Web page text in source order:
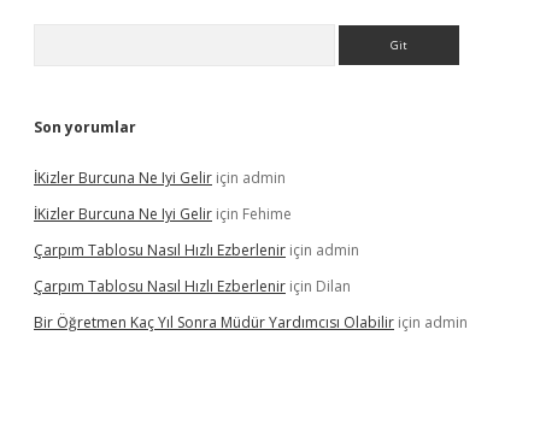
Son yorumlar
İKizler Burcuna Ne Iyi Gelir için admin
İKizler Burcuna Ne Iyi Gelir için Fehime
Çarpım Tablosu Nasıl Hızlı Ezberlenir için admin
Çarpım Tablosu Nasıl Hızlı Ezberlenir için Dilan
Bir Öğretmen Kaç Yıl Sonra Müdür Yardımcısı Olabilir için admin